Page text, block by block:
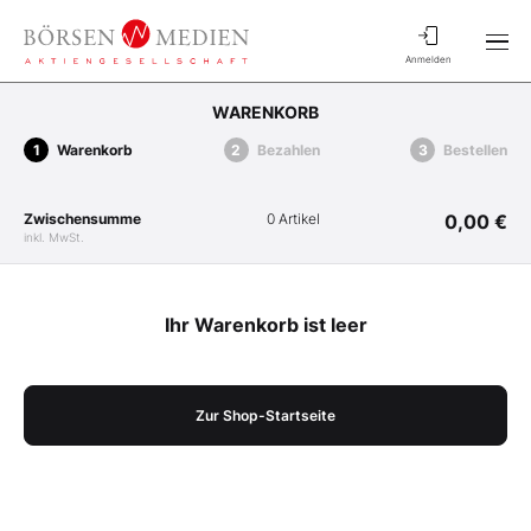
Anmelden
WARENKORB
Warenkorb Bezahlen Bestellen
Zwischensumme
inkl. MwSt.
0 Artikel 0,00 €
Ihr Warenkorb ist leer
Zur Shop-Startseite